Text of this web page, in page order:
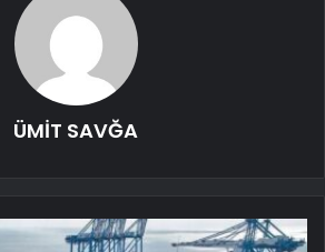
ÜMİT SAVĞA